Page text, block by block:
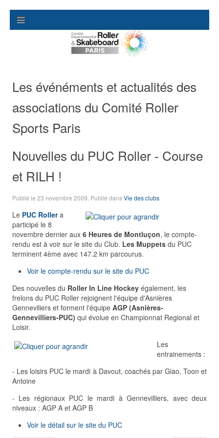
Les événéments et actualités des
associations du Comité Roller
Sports Paris
Nouvelles du PUC Roller - Course
et RILH !
Publié le 23 novembre 2009 . Publié dansVie des clubs
Le PUC Rollera
participé le 8
novembre dernier aux 6 Heures de Montluçon, le compte-
rendu est à voir sur le site du Club. Les Muppets du PUC
terminent 4ème avec 147.2 km parcourus.
Voir le compte-rendu sur le site du PUC
Des nouvelles du Roller In Line Hockey également, les
frelons du PUC Roller rejoignent l'équipe d'Asnières
Genneviliers et forment l'équipe AGP (Asnières-
Gennevilliers-PUC) qui évolue en Championnat Regional et
Loisir.
Les
entrainements :
- Les loisirs PUC le mardi à Davout, coachés par Giao, Toon et
Antoine
- Les régionaux PUC le mardi à Gennevilliers, avec deux
niveaux : AGP A et AGP B
Voir le détail sur le site du PUC